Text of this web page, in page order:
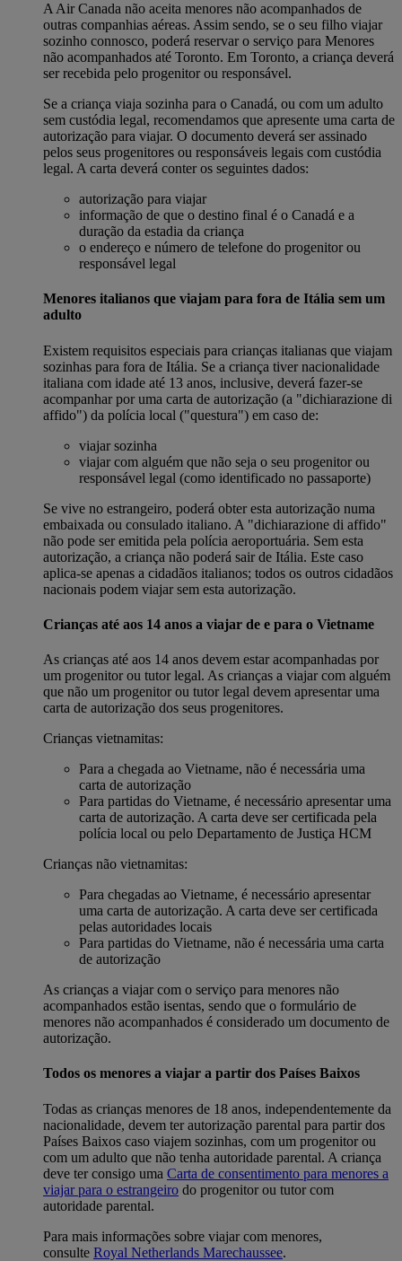
A Air Canada não aceita menores não acompanhados de
outras companhias aéreas. Assim sendo, se o seu filho viajar
sozinho connosco, poderá reservar o serviço para Menores
não acompanhados até Toronto. Em Toronto, a criança deverá
ser recebida pelo progenitor ou responsável.
Se a criança viaja sozinha para o Canadá, ou com um adulto
sem custódia legal, recomendamos que apresente uma carta de
autorização para viajar. O documento deverá ser assinado
pelos seus progenitores ou responsáveis legais com custódia
legal. A carta deverá conter os seguintes dados:
autorização para viajar
informação de que o destino final é o Canadá e a
duração da estadia da criança
o endereço e número de telefone do progenitor ou
responsável legal
Menores italianos que viajam para fora de Itália sem um
adulto
Existem requisitos especiais para crianças italianas que viajam
sozinhas para fora de Itália. Se a criança tiver nacionalidade
italiana com idade até 13 anos, inclusive, deverá fazer-se
acompanhar por uma carta de autorização (a "dichiarazione di
affido") da polícia local ("questura") em caso de:
viajar sozinha
viajar com alguém que não seja o seu progenitor ou
responsável legal (como identificado no passaporte)
Se vive no estrangeiro, poderá obter esta autorização numa
embaixada ou consulado italiano. A "dichiarazione di affido"
não pode ser emitida pela polícia aeroportuária. Sem esta
autorização, a criança não poderá sair de Itália. Este caso
aplica-se apenas a cidadãos italianos; todos os outros cidadãos
nacionais podem viajar sem esta autorização.
Crianças até aos 14 anos a viajar de e para o Vietname
As crianças até aos 14 anos devem estar acompanhadas por
um progenitor ou tutor legal. As crianças a viajar com alguém
que não um progenitor ou tutor legal devem apresentar uma
carta de autorização dos seus progenitores.
Crianças vietnamitas:
Para a chegada ao Vietname, não é necessária uma
carta de autorização
Para partidas do Vietname, é necessário apresentar uma
carta de autorização. A carta deve ser certificada pela
polícia local ou pelo Departamento de Justiça HCM
Crianças não vietnamitas:
Para chegadas ao Vietname, é necessário apresentar
uma carta de autorização. A carta deve ser certificada
pelas autoridades locais
Para partidas do Vietname, não é necessária uma carta
de autorização
As crianças a viajar com o serviço para menores não
acompanhados estão isentas, sendo que o formulário de
menores não acompanhados é considerado um documento de
autorização.
Todos os menores a viajar a partir dos Países Baixos
Todas as crianças menores de 18 anos, independentemente da
nacionalidade, devem ter autorização parental para partir dos
Países Baixos caso viajem sozinhas, com um progenitor ou
com um adulto que não tenha autoridade parental. A criança
deve ter consigo uma Carta de consentimento para menores a
viajar para o estrangeiro do progenitor ou tutor com
autoridade parental.
Para mais informações sobre viajar com menores,
consulte Royal Netherlands Marechaussee.